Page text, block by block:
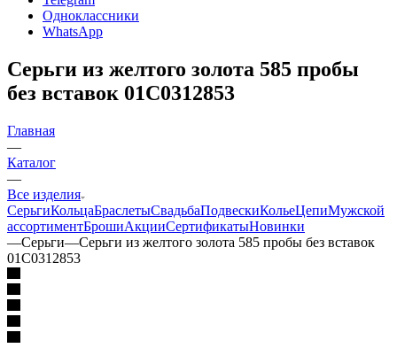
Одноклассники
WhatsApp
Серьги из желтого золота 585 пробы
без вставок 01С0312853
Главная
—
Каталог
—
Все изделия
СерьгиКольцаБраслетыСвадьбаПодвескиКольеЦепиМужской
ассортиментБрошиАкцииСертификатыНовинки
—Серьги—Серьги из желтого золота 585 пробы без вставок
01С0312853